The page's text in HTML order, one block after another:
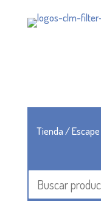
Tienda/Escape